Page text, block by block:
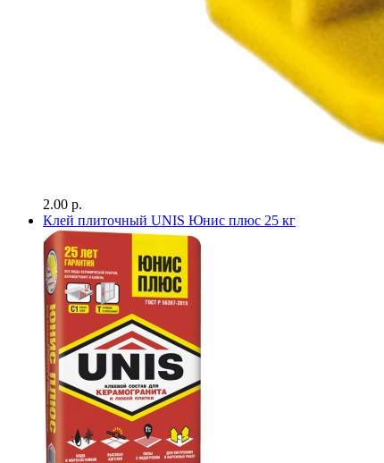
2.00 р.
Клей плиточный UNIS Юнис плюс 25 кг